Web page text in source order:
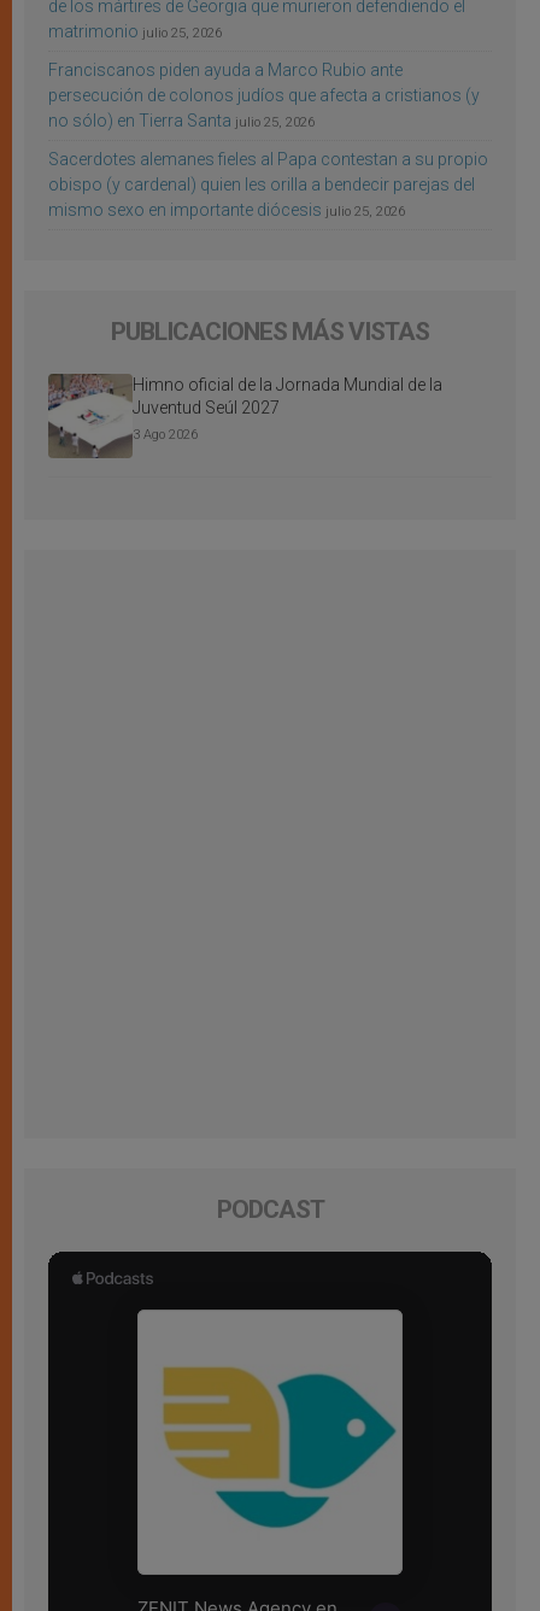
de los mártires de Georgia que murieron defendiendo el
matrimonio julio 25, 2026
Franciscanos piden ayuda a Marco Rubio ante
persecución de colonos judíos que afecta a cristianos (y
no sólo) en Tierra Santa julio 25, 2026
Sacerdotes alemanes fieles al Papa contestan a su propio
obispo (y cardenal) quien les orilla a bendecir parejas del
mismo sexo en importante diócesis julio 25, 2026
PUBLICACIONES MÁS VISTAS
Himno oficial de la Jornada Mundial de la
Juventud Seúl 2027
3 Ago 2026
PODCAST